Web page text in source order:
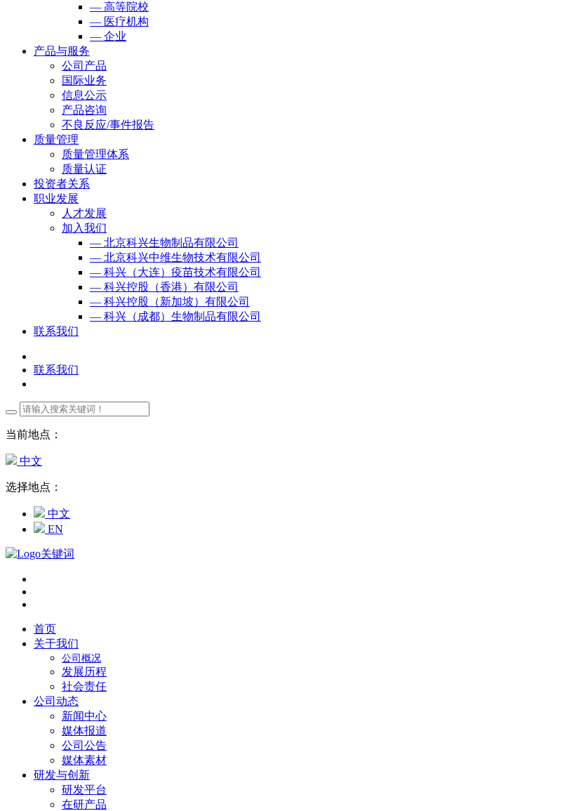
— 高等院校
— 医疗机构
— 企业
产品与服务
公司产品
国际业务
信息公示
产品咨询
不良反应/事件报告
质量管理
质量管理体系
质量认证
投资者关系
职业发展
人才发展
加入我们
— 北京科兴生物制品有限公司
— 北京科兴中维生物技术有限公司
— 科兴（大连）疫苗技术有限公司
— 科兴控股（香港）有限公司
— 科兴控股（新加坡）有限公司
— 科兴（成都）生物制品有限公司
联系我们
联系我们
当前地点：
中文
选择地点：
中文
EN
首页
关于我们
公司概况
发展历程
社会责任
公司动态
新闻中心
媒体报道
公司公告
媒体素材
研发与创新
研发平台
在研产品